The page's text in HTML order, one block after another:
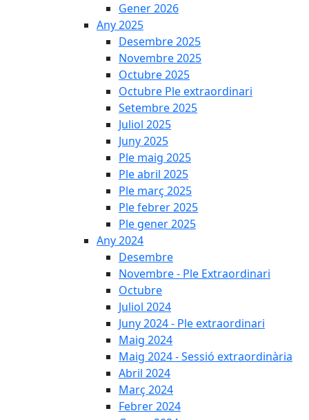
Gener 2026
Any 2025
Desembre 2025
Novembre 2025
Octubre 2025
Octubre Ple extraordinari
Setembre 2025
Juliol 2025
Juny 2025
Ple maig 2025
Ple abril 2025
Ple març 2025
Ple febrer 2025
Ple gener 2025
Any 2024
Desembre
Novembre - Ple Extraordinari
Octubre
Juliol 2024
Juny 2024 - Ple extraordinari
Maig 2024
Maig 2024 - Sessió extraordinària
Abril 2024
Març 2024
Febrer 2024